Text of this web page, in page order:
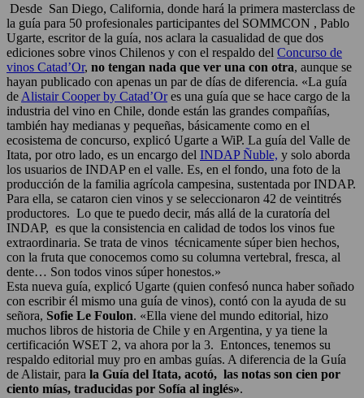
Desde San Diego, California, donde hará la primera masterclass de
la guía para 50 profesionales participantes del SOMMCON , Pablo
Ugarte, escritor de la guía, nos aclara la casualidad de que dos
ediciones sobre vinos Chilenos y con el respaldo del Concurso de
vinos Catad’Or, no tengan nada que ver una con otra, aunque se
hayan publicado con apenas un par de días de diferencia. «La guía
de Alistair Cooper by Catad’Ores una guía que se hace cargo de la
industria del vino en Chile, donde están las grandes compañías,
también hay medianas y pequeñas, básicamente como en el
ecosistema de concurso, explicó Ugarte a WiP. La guía del Valle de
Itata, por otro lado, es un encargo del INDAP Ñuble, y solo aborda
los usuarios de INDAP en el valle. Es, en el fondo, una foto de la
producción de la familia agrícola campesina, sustentada por INDAP.
Para ella, se cataron cien vinos y se seleccionaron 42 de veintitrés
productores. Lo que te puedo decir, más allá de la curatoría del
INDAP, es que la consistencia en calidad de todos los vinos fue
extraordinaria. Se trata de vinos técnicamente súper bien hechos,
con la fruta que conocemos como su columna vertebral, fresca, al
dente… Son todos vinos súper honestos.»
Esta nueva guía, explicó Ugarte (quien confesó nunca haber soñado
con escribir él mismo una guía de vinos), contó con la ayuda de su
señora, Sofie Le Foulon. «Ella viene del mundo editorial, hizo
muchos libros de historia de Chile y en Argentina, y ya tiene la
certificación WSET 2, va ahora por la 3. Entonces, tenemos su
respaldo editorial muy pro en ambas guías. A diferencia de la Guía
de Alistair, para la Guía del Itata, acotó, las notas son cien por
ciento mías, traducidas por Sofía al inglés».